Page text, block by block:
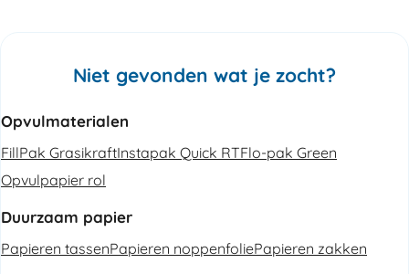
Niet gevonden wat je zocht?
Opvulmaterialen
FillPak GrasikraftInstapak Quick RTFlo-pak Green
Opvulpapier rol
Duurzaam papier
Papieren tassenPapieren noppenfoliePapieren zakken